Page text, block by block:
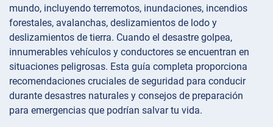
mundo, incluyendo terremotos, inundaciones, incendios
forestales, avalanchas, deslizamientos de lodo y
deslizamientos de tierra. Cuando el desastre golpea,
innumerables vehículos y conductores se encuentran en
situaciones peligrosas. Esta guía completa proporciona
recomendaciones cruciales de seguridad para conducir
durante desastres naturales y consejos de preparación
para emergencias que podrían salvar tu vida.